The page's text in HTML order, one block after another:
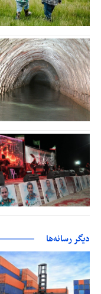
دیگر رسانه‌ها